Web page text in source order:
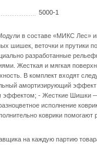
5000-1
в составе «МИКС Лес»
шишек, веточки и прутики
разработанные
Жесткая и мягкая
В комплект входят
амортизирующий
эффектом; - Жесткие Шишки
исполнение
коврики
на каждую партию